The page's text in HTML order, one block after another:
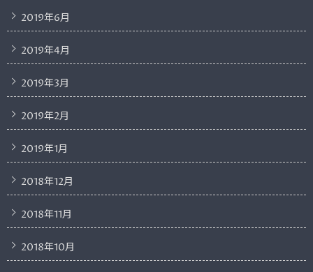
2019年6月
2019年4月
2019年3月
2019年2月
2019年1月
2018年12月
2018年11月
2018年10月